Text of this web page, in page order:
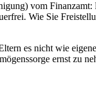
vom
Wie Sie
es nicht wie
ernst zu